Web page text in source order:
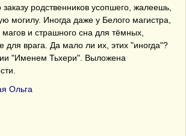
родственников усопшего, жалеешь,
могилу. Иногда даже у Белого магистра,
магов и страшного сна для тёмных,
для врага. Да мало ли их, этих "иногда"?
"Именем Тьхери". Выложена
Ольга